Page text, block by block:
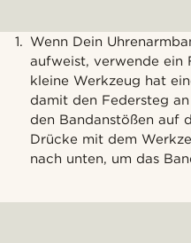
Wenn Dein
aufweist, verwende ein
kleine Werkzeug hat
damit den Federsteg
den Bandanstößen auf
Drücke mit dem
nach unten, um das